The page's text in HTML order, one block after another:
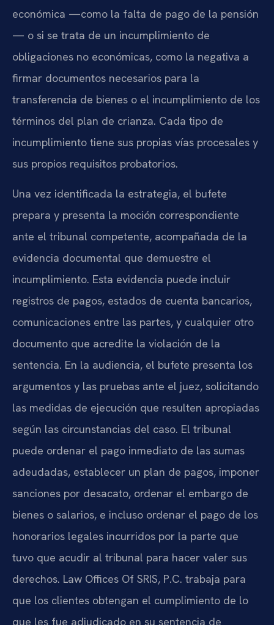
económica —como la falta de pago de la pensión
— o si se trata de un incumplimiento de
obligaciones no económicas, como la negativa a
firmar documentos necesarios para la
transferencia de bienes o el incumplimiento de los
términos del plan de crianza. Cada tipo de
incumplimiento tiene sus propias vías procesales y
sus propios requisitos probatorios.
Una vez identificada la estrategia, el bufete
prepara y presenta la moción correspondiente
ante el tribunal competente, acompañada de la
evidencia documental que demuestre el
incumplimiento. Esta evidencia puede incluir
registros de pagos, estados de cuenta bancarios,
comunicaciones entre las partes, y cualquier otro
documento que acredite la violación de la
sentencia. En la audiencia, el bufete presenta los
argumentos y las pruebas ante el juez, solicitando
las medidas de ejecución que resulten apropiadas
según las circunstancias del caso. El tribunal
puede ordenar el pago inmediato de las sumas
adeudadas, establecer un plan de pagos, imponer
sanciones por desacato, ordenar el embargo de
bienes o salarios, e incluso ordenar el pago de los
honorarios legales incurridos por la parte que
tuvo que acudir al tribunal para hacer valer sus
derechos. Law Offices Of SRIS, P.C. trabaja para
que los clientes obtengan el cumplimiento de lo
que les fue adjudicado en su sentencia de